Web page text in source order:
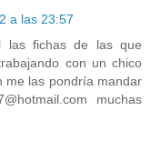
a las 23:57
las fichas de las que
con un chico
me las pondría mandar
muchas